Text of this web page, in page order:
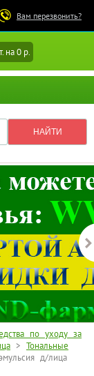
Вам перезвонить?
на 0 р.
по уходу за
> Тональные
д/лица